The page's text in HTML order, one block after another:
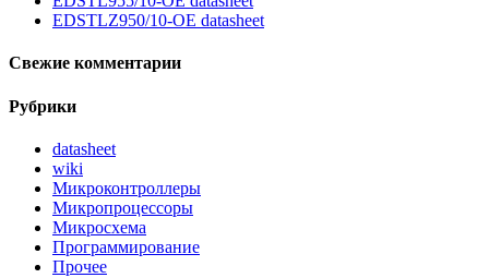
EDSTLZ950/10-OE datasheet
Свежие комментарии
Рубрики
datasheet
wiki
Микроконтроллеры
Микропроцессоры
Микросхема
Программирование
Прочее